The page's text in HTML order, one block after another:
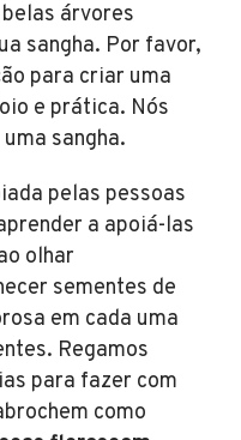
árvores
sangha. Por favor,
para criar uma
e prática. Nós
sangha.
pelas pessoas
a apoiá-las
olhar
sementes de
em cada uma
Regamos
para fazer com
como